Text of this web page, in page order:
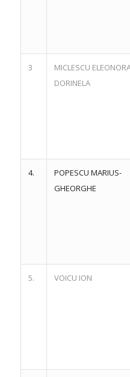
3
MICLESCU
DORINELA
4.
POPESCU MARIUS-
GHEORGHE
5. VOICU ION